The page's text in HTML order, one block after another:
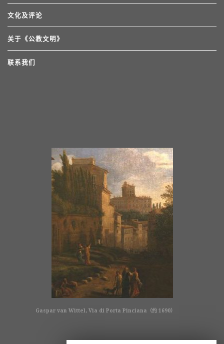
文化及评论
关于《公教文明》
联系我们
Gaspar van Wittel, Via di Porta Pinciana（约 1690）